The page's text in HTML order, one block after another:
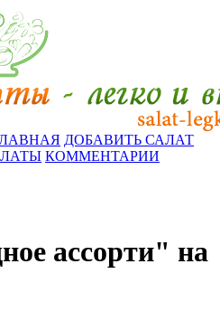
ДОБАВИТЬ САЛАТ
КОММЕНТАРИИ
ассорти" на